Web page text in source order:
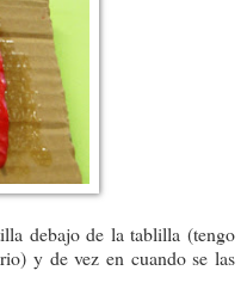
debajo de la tablilla (tengo
y de vez en cuando se las